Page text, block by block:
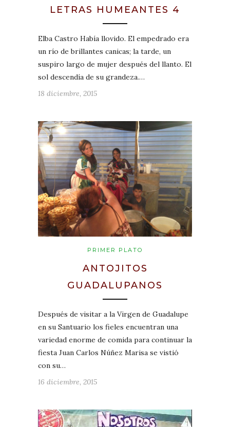
LETRAS HUMEANTES 4
Elba Castro Había llovido. El empedrado era
un río de brillantes canicas; la tarde, un
suspiro largo de mujer después del llanto. El
sol descendía de su grandeza.…
18 diciembre, 2015
PRIMER PLATO
ANTOJITOS
GUADALUPANOS
Después de visitar a la Virgen de Guadalupe
en su Santuario los fieles encuentran una
variedad enorme de comida para continuar la
fiesta Juan Carlos Núñez Marisa se vistió
con su…
16 diciembre, 2015